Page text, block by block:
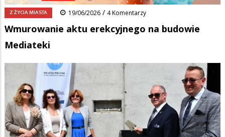
Z ŻYCIA MIASTA 19/06/2026 / 4 Komentarzy
Wmurowanie aktu erekcyjnego na budowie
Mediateki